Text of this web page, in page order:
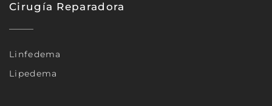
Cirugía Reparadora
Linfedema
Lipedema